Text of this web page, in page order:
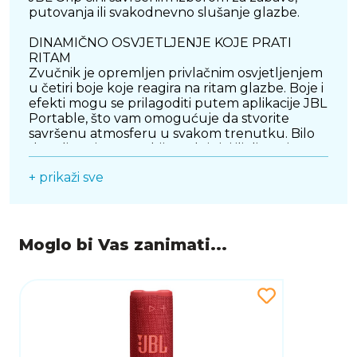
putovanja ili svakodnevno slušanje glazbe.
DINAMIČNO OSVJETLJENJE KOJE PRATI
RITAM
Zvučnik je opremljen privlačnim osvjetljenjem
u četiri boje koje reagira na ritam glazbe. Boje i
efekti mogu se prilagoditi putem aplikacije JBL
Portable, što vam omogućuje da stvorite
savršenu atmosferu u svakom trenutku. Bilo
kontrolom.
kontrolu nad zvučnikom. Možete podešavati
EQ postavke, nadograditi softver i aktivirati
slušanja. U kombinaciji s najnovijom Bluetooth
5.4 tehnologijom, povezivanje je stabilno, brzo i
AURACAST TEHNOLOGIJA ZA JOŠ VEĆI ZVUK
+ prikaži sve
Moglo bi Vas zanimati...